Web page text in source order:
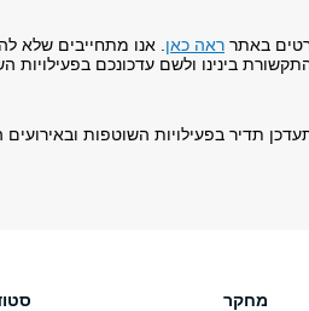
באתר ראה כאן . אנו מתחייבים שלא
בינינו ולשם עדכונכם בפעילויות
תדיר בפעילויות השוטפות ובאירועים
מחקר